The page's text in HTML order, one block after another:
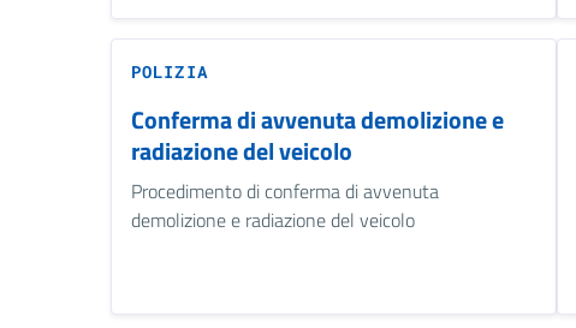
POLIZIA
Conferma di avvenuta demolizione e
radiazione del veicolo
Procedimento di conferma di avvenuta
demolizione e radiazione del veicolo